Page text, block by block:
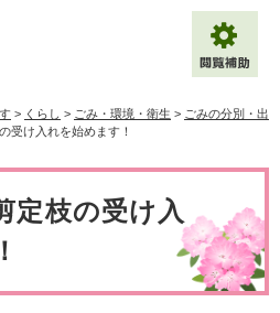
拡大
黒 青
中文・한글）
> くらし > ごみ・環境・衛生 > ごみの分別・出
受け入れを始めます！
定枝の受け入